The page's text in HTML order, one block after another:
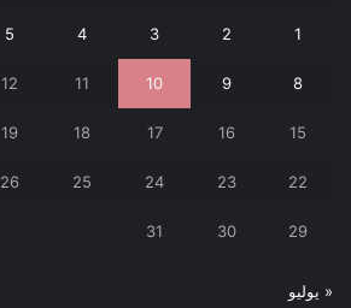
1
2
3
4
5
8
9
10
11
12
15
16
17
18
19
22
23
24
25
26
29
30
31
« يوليو